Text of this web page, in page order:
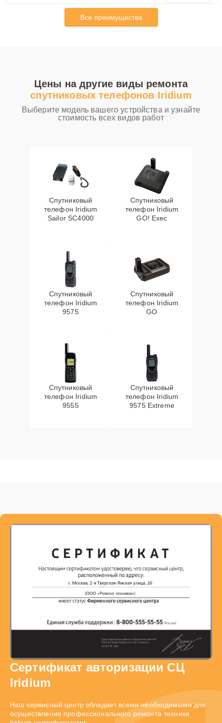
Все преимущества
Цены на другие виды ремонта
спутниковых телефонов Iridium
Выберите модель вашего устройства и узнайте
стоимость всех видов работ
Спутниковый
телефон Iridium
Sailor SC4000
Спутниковый
телефон Iridium
GO! Exec
Спутниковый
телефон Iridium
9575
Спутниковый
телефон Iridium
GO
Спутниковый
телефон Iridium
9555
Спутниковый
телефон Iridium
9575 Extreme
Сертификат авторизации СЦ
Iridium
Наш сервисный центр обладает всеми необходимыми для
осуществления профессионального ремонта техники